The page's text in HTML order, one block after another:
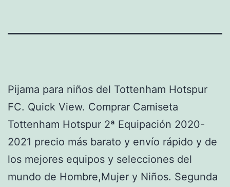
Pijama para niños del Tottenham Hotspur
FC. Quick View. Comprar Camiseta
Tottenham Hotspur 2ª Equipación 2020-
2021 precio más barato y envío rápido y de
los mejores equipos y selecciones del
mundo de Hombre,Mujer y Niños. Segunda